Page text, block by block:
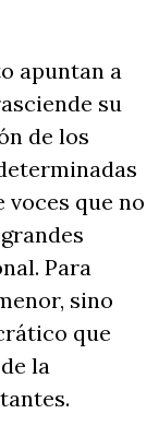
apuntan a
su
de los
que no
Para
sino
que
la